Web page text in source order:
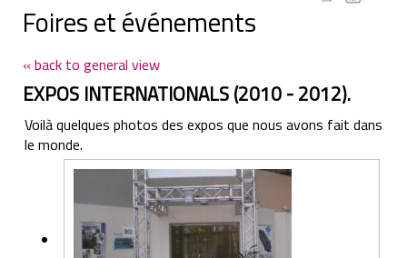
Foires et événements
« back to general view
EXPOS INTERNATIONALS (2010 - 2012).
Voilà quelques photos des expos que nous avons fait dans
le monde.